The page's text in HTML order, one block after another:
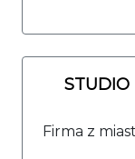
STUDIO
Firma z